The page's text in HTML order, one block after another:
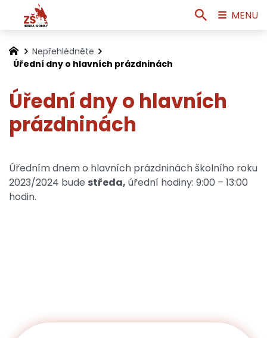
Nepřehlédněte
Úřední dny o hlavních prázdninách
Úřední dny o hlavních
prázdninách
Úředním dnem o hlavních prázdninách školního roku
2023/2024 bude středa, úřední hodiny: 9:00 – 13:00
hodin.
MENU